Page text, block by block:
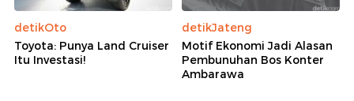
detikOto
Toyota: Punya Land Cruiser
Itu Investasi!
detikJateng
Motif Ekonomi Jadi Alasan
Pembunuhan Bos Konter
Ambarawa